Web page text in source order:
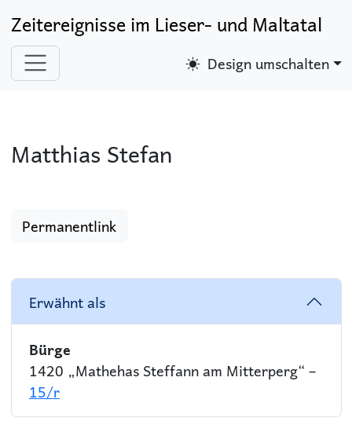
Zeitereignisse im Lieser- und Maltatal
Design umschalten
Matthias Stefan
Permanentlink
Erwähnt als
Bürge
1420 „Mathehas Steffann am Mitterperg“ –
15/r